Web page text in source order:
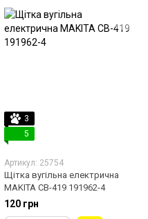
3
5
Артикул: 25754
Щітка вугільна електрична
MAKITA СВ-419 191962-4
120 грн